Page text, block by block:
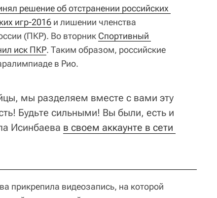
решение об отстранении российских
игр-2016 и лишении членства
(ПКР). Во вторник Спортивный
иск ПКР. Таким образом, российские
в Рио.
мы разделяем вместе с вами эту
Будьте сильными! Вы были, есть и
Исинбаева в своем аккаунте в сети
прикрепила видеозапись, на которой